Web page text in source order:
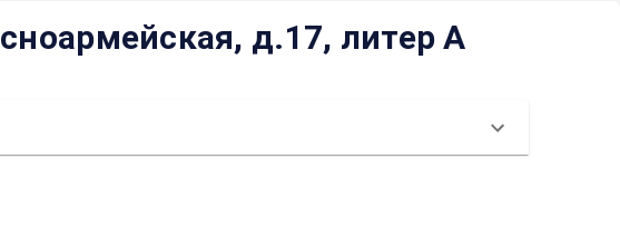
д.17, литер А